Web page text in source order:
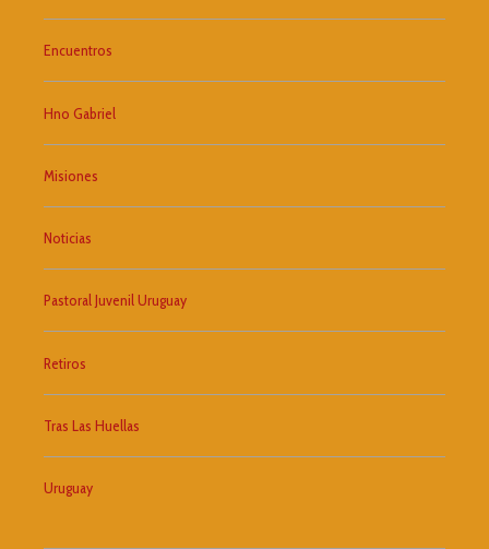
Encuentros
Hno Gabriel
Misiones
Noticias
Pastoral Juvenil Uruguay
Retiros
Tras Las Huellas
Uruguay